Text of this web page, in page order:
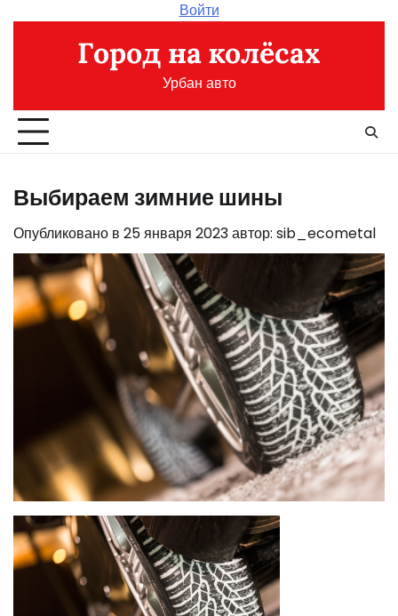
содержимому
Войти
Город на колёсах
Урбан авто
Выбираем зимние шины
Опубликовано в 25 января 2023автор: sib_ecometal